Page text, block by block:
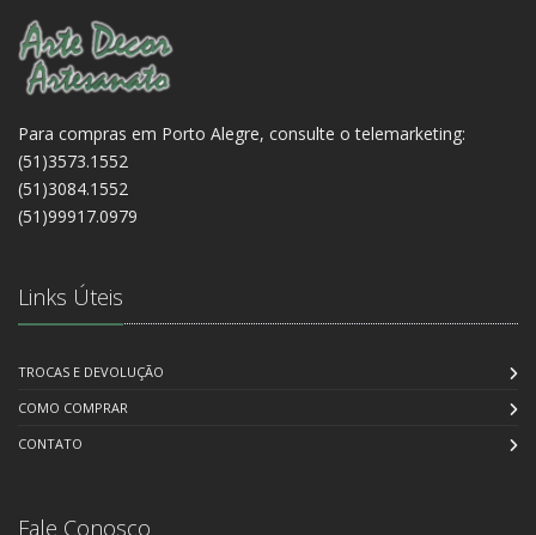
Para compras em Porto Alegre, consulte o telemarketing:
(51)3573.1552
(51)3084.1552
(51)99917.0979
Links Úteis
TROCAS E DEVOLUÇÃO
COMO COMPRAR
CONTATO
Fale Conosco